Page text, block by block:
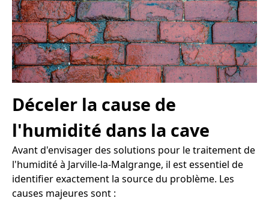
Déceler la cause de
l'humidité dans la cave
Avant d'envisager des solutions pour le traitement de
l'humidité à Jarville-la-Malgrange, il est essentiel de
identifier exactement la source du problème. Les
causes majeures sont :